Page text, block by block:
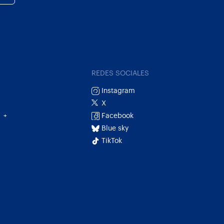
+
REDES SOCIALES
Instagram
X
Facebook
Blue sky
TikTok